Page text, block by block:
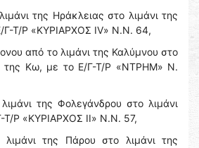
της Ηράκλειας στο λιμάνι της
Γ-Τ/Ρ «ΚΥΡΙΑΡΧΟΣ ΙV» Ν.Ν. 64,
από το λιμάνι της Καλύμνου στο
της Κω, με το Ε/Γ-Τ/Ρ «ΝΤΡΗΜ» Ν.
της Φολεγάνδρου στο λιμάνι
Τ/Ρ «ΚΥΡΙΑΡΧΟΣ ΙΙ» Ν.Ν. 57,
της Πάρου στο λιμάνι της